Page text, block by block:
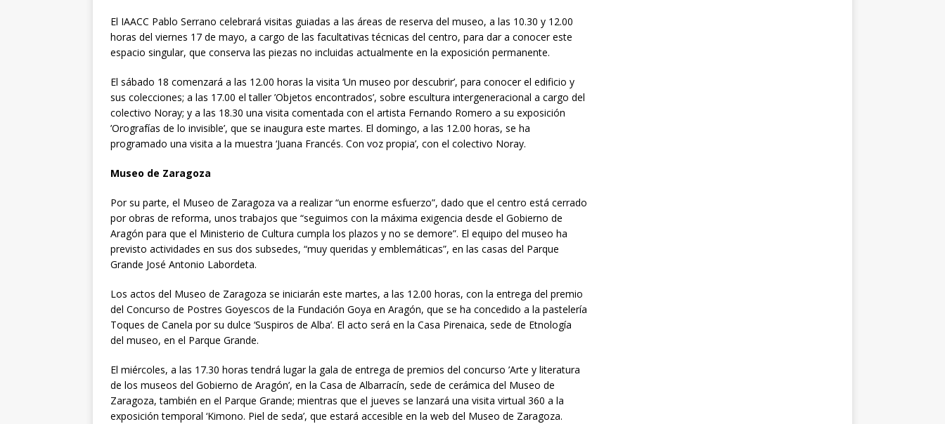
El IAACC Pablo Serrano celebrará visitas guiadas a las áreas de reserva del museo, a las 10.30 y 12.00
horas del viernes 17 de mayo, a cargo de las facultativas técnicas del centro, para dar a conocer este
espacio singular, que conserva las piezas no incluidas actualmente en la exposición permanente.
El sábado 18 comenzará a las 12.00 horas la visita ‘Un museo por descubrir’, para conocer el edificio y
sus colecciones; a las 17.00 el taller ’Objetos encontrados’, sobre escultura intergeneracional a cargo del
colectivo Noray; y a las 18.30 una visita comentada con el artista Fernando Romero a su exposición
’Orografías de lo invisible’, que se inaugura este martes. El domingo, a las 12.00 horas, se ha
programado una visita a la muestra ‘Juana Francés. Con voz propia’, con el colectivo Noray.
Museo de Zaragoza
Por su parte, el Museo de Zaragoza va a realizar “un enorme esfuerzo”, dado que el centro está cerrado
por obras de reforma, unos trabajos que “seguimos con la máxima exigencia desde el Gobierno de
Aragón para que el Ministerio de Cultura cumpla los plazos y no se demore”. El equipo del museo ha
previsto actividades en sus dos subsedes, “muy queridas y emblemáticas”, en las casas del Parque
Grande José Antonio Labordeta.
Los actos del Museo de Zaragoza se iniciarán este martes, a las 12.00 horas, con la entrega del premio
del Concurso de Postres Goyescos de la Fundación Goya en Aragón, que se ha concedido a la pastelería
Toques de Canela por su dulce ‘Suspiros de Alba’. El acto será en la Casa Pirenaica, sede de Etnología
del museo, en el Parque Grande.
El miércoles, a las 17.30 horas tendrá lugar la gala de entrega de premios del concurso ’Arte y literatura
de los museos del Gobierno de Aragón’, en la Casa de Albarracín, sede de cerámica del Museo de
Zaragoza, también en el Parque Grande; mientras que el jueves se lanzará una visita virtual 360 a la
exposición temporal ‘Kimono. Piel de seda’, que estará accesible en la web del Museo de Zaragoza.